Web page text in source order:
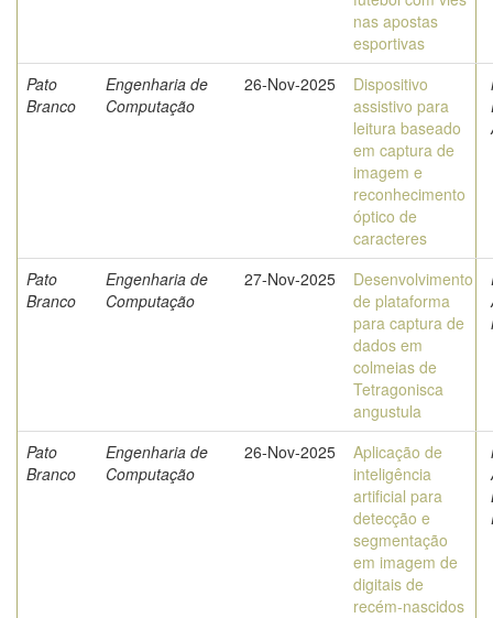
nas apostas
esportivas
Pato
Branco
Engenharia de
Computação
26-Nov-2025
Dispositivo
assistivo para
leitura baseado
em captura de
imagem e
reconhecimento
óptico de
caracteres
Pato
Branco
Engenharia de
Computação
27-Nov-2025
Desenvolvimento
de plataforma
para captura de
dados em
colmeias de
Tetragonisca
angustula
Pato
Branco
Engenharia de
Computação
26-Nov-2025
Aplicação de
inteligência
artificial para
detecção e
segmentação
em imagem de
digitais de
recém-nascidos